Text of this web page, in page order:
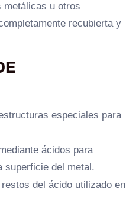
metálicas u otros
recubierta y
especiales para
ácidos para
superficie del metal.
del ácido utilizado en